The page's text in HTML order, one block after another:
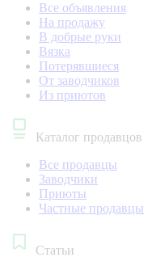
Все объявления
На продажу
В добрые руки
Вязка
Потерявшиеся
От заводчиков
Из приютов
Каталог продавцов
Все продавцы
Заводчики
Приюты
Частные продавцы
Статьи